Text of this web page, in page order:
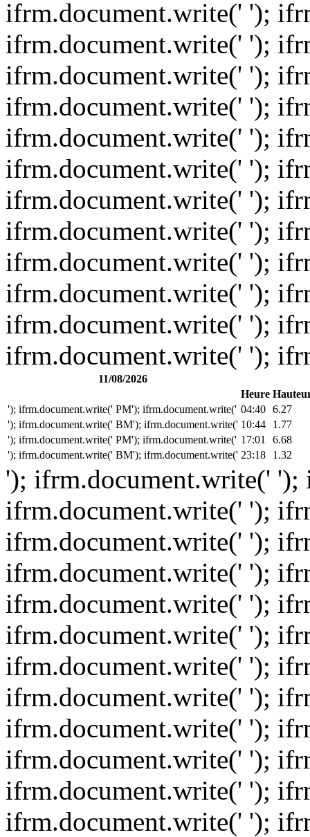
ifrm.document.write(' ');
ifrm.document.write(' ');
ifrm.document.write(' ');
ifrm.document.write(' ');
ifrm.document.write(' ');
ifrm.document.write(' ');
ifrm.document.write(' ');
ifrm.document.write(' ');
ifrm.document.write(' ');
ifrm.document.write(' ');
ifrm.document.write(' ');
ifrm.document.write(' ');
11/08/2026
Heure
'); ifrm.document.write(' PM'); ifrm.document.write(' 04:40 6.27
'); ifrm.document.write(' BM'); ifrm.document.write(' 10:44
1.77
'); ifrm.document.write(' PM'); ifrm.document.write(' 17:01
6.68
'); ifrm.document.write(' BM'); ifrm.document.write(' 23:18 1.32
'); ifrm.document.write('
ifrm.document.write(' ');
ifrm.document.write(' ');
ifrm.document.write(' ');
ifrm.document.write(' ');
ifrm.document.write(' ');
ifrm.document.write(' ');
ifrm.document.write(' ');
ifrm.document.write(' ');
ifrm.document.write(' ');
ifrm.document.write(' ');
ifrm.document.write(' ');